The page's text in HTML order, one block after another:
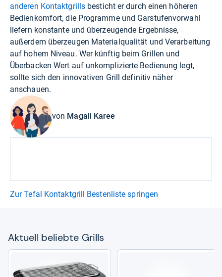
anderen Kontaktgrills besticht er durch einen höheren
Bedienkomfort, die Programme und Garstufenvorwahl
liefern konstante und überzeugende Ergebnisse,
außerdem überzeugen Materialqualität und Verarbeitung
auf hohem Niveau. Wer künftig beim Grillen und
Überbacken Wert auf unkomplizierte Bedienung legt,
sollte sich den innovativen Grill definitiv näher
anschauen.
von Magali Karee
Zur Tefal Kontaktgrill Bestenliste springen
Aktu­ell beliebte Grills